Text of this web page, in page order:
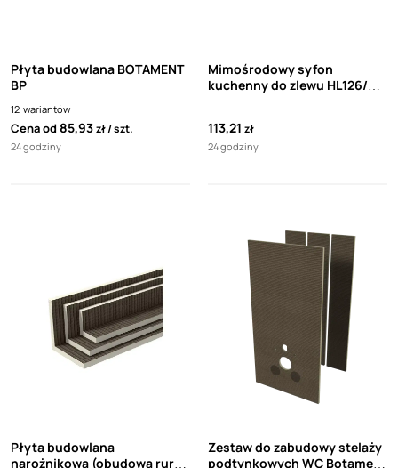
Płyta budowlana BOTAMENT
BP
12 wariantów
Cena od85,93zł szt.
24 godziny
Mimośrodowy syfon
kuchenny do zlewu HL126/40
113,21 zł
24 godziny
Płyta budowlana
narożnikowa (obudowa rur)
Zestaw do zabudowy stelaży
podtynkowych WC Botament